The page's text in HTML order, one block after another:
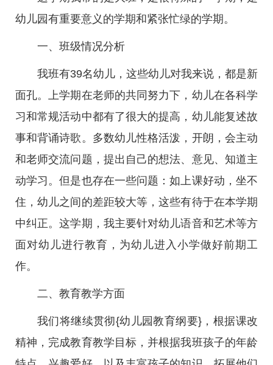
幼儿园有重要意义的学期和紧张忙绿的学期。
一、班级情况分析
我班有39名幼儿，这些幼儿对我来说，都是新
面孔。上学期在老师的共同努力下，幼儿在各科学
习和常规活动中都有了很大的提高，幼儿能复述故
事和背诵诗歌。多数幼儿性格活泼，开朗，会主动
和老师交流问题，提出自己的想法、意见、知道主
动学习。但是也存在一些问题：如上课好动，坐不
住，幼儿之间的差距较大等，这些有待于在本学期
中纠正。这学期，我主要针对幼儿语音和艺术等方
面对幼儿进行教育，为幼儿进入小学做好前期工
作。
二、教育教学方面
我们将继续贯彻{幼儿园教育纲要}，根据课改
精神，完成教育教学目标，并根据我班孩子的年龄